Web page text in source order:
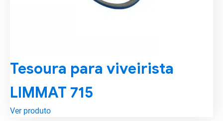
Tesoura para viveirista
LIMMAT 715
Ver produto